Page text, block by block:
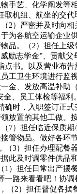
手艺、化学阐发
机组、航坐的交
）严密并及时向
各航空运输企业
品。（2）担任上
志学金”、贡献
书。以及营业布
工卫生环境进行
金、发放高温补
、员工体检等福
时，入职签订正
放置的其他工做
）担任临近保质
管物品。做好各
3）担任办理配
此及时调零件供
）担任日常出产
路来看看吧！协
2）担任督促各